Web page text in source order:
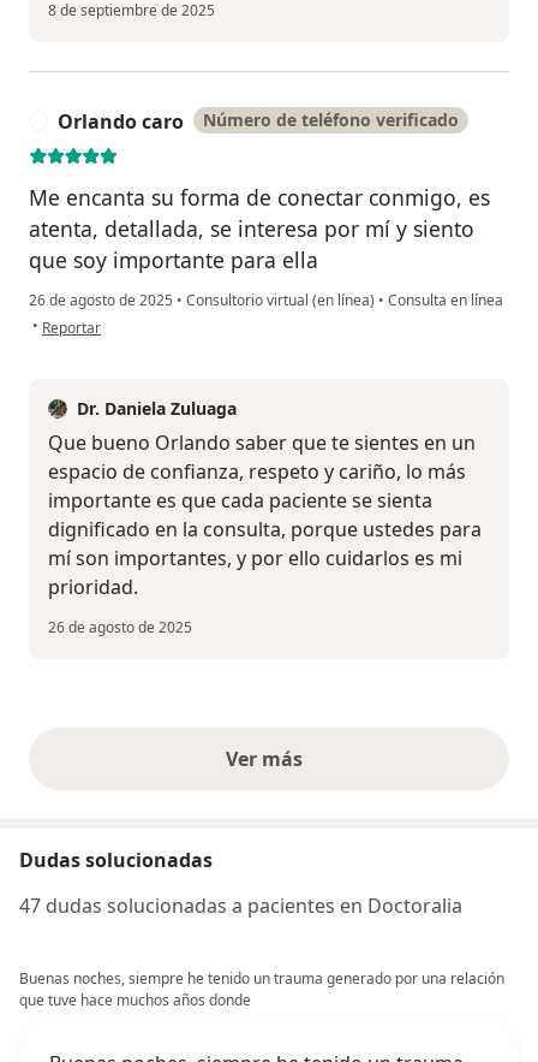
8 de septiembre de 2025
Orlando caro Número de teléfono verificado
Me encanta su forma de conectar conmigo, es
atenta, detallada, se interesa por mí y siento
que soy importante para ella
26 de agosto de 2025 • Consultorio virtual (en línea) • Consulta en línea
• en opinión del usuario Orlando caro
Reportar
Dr. Daniela Zuluaga
Que bueno Orlando saber que te sientes en un
espacio de confianza, respeto y cariño, lo más
importante es que cada paciente se sienta
dignificado en la consulta, porque ustedes para
mí son importantes, y por ello cuidarlos es mi
prioridad.
26 de agosto de 2025
Ver másopiniones anteriores
Dudas solucionadas
47 dudas solucionadas a pacientes en Doctoralia
Buenas noches, siempre he tenido un trauma generado por una relación
que tuve hace muchos años donde